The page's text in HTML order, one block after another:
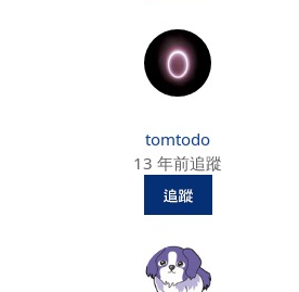
tomtodo
13 年前追蹤